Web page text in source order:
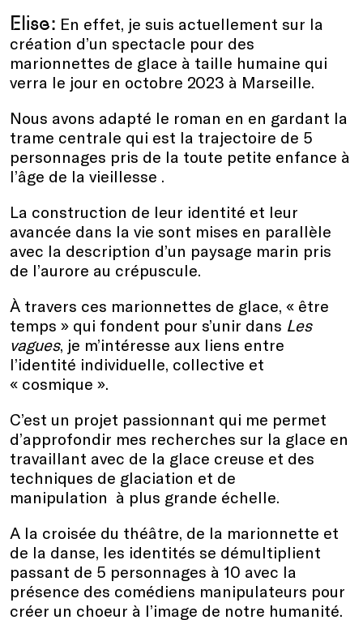
Elise: En effet, je suis actuellement sur la
création d’un spectacle pour des
marionnettes de glace à taille humaine qui
verra le jour en octobre 2023 à Marseille.
Nous avons adapté le roman en en gardant la
trame centrale qui est la trajectoire de 5
personnages pris de la toute petite enfance à
l’âge de la vieillesse .
La construction de leur identité et leur
avancée dans la vie sont mises en parallèle
avec la description d’un paysage marin pris
de l’aurore au crépuscule.
À travers ces marionnettes de glace, « être
temps » qui fondent pour s’unir dans Les
vagues, je m’intéresse aux liens entre
l’identité individuelle, collective et
« cosmique ».
C’est un projet passionnant qui me permet
d’approfondir mes recherches sur la glace en
travaillant avec de la glace creuse et des
techniques de glaciation et de
manipulation à plus grande échelle.
A la croisée du théâtre, de la marionnette et
de la danse, les identités se démultiplient
passant de 5 personnages à 10 avec la
présence des comédiens manipulateurs pour
créer un choeur à l’image de notre humanité.